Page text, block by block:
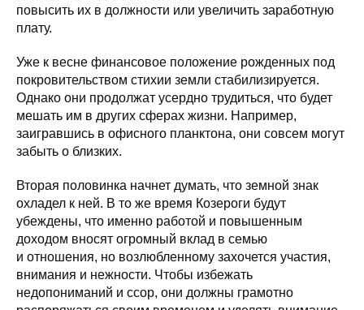
повысить их в должности или увеличить заработную
плату.
Уже к весне финансовое положение рожденных под
покровительством стихии земли стабилизируется.
Однако они продолжат усердно трудиться, что будет
мешать им в других сферах жизни. Например,
заигравшись в офисного планктона, они совсем могут
забыть о близких.
Вторая половинка начнет думать, что земной знак
охладел к ней. В то же время Козероги будут
убеждены, что именно работой и повышенным
доходом вносят огромный вклад в семью
и отношения, но возлюбленному захочется участия,
внимания и нежности. Чтобы избежать
недопониманий и ссор, они должны грамотно